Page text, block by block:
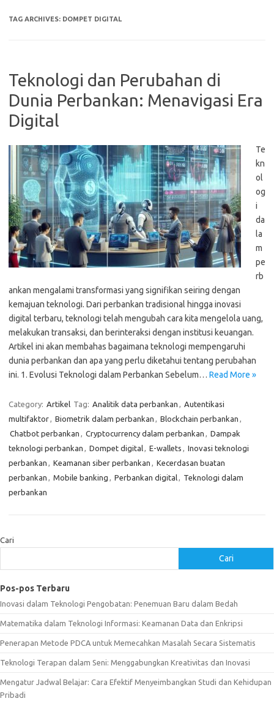
TAG ARCHIVES: DOMPET DIGITAL
Teknologi dan Perubahan di
Dunia Perbankan: Menavigasi Era
Digital
Te
kn
ol
og
i
da
la
m
pe
rb
ankan mengalami transformasi yang signifikan seiring dengan
kemajuan teknologi. Dari perbankan tradisional hingga inovasi
digital terbaru, teknologi telah mengubah cara kita mengelola uang,
melakukan transaksi, dan berinteraksi dengan institusi keuangan.
Artikel ini akan membahas bagaimana teknologi mempengaruhi
dunia perbankan dan apa yang perlu diketahui tentang perubahan
ini. 1. Evolusi Teknologi dalam Perbankan Sebelum… Read More »
Category: Artikel Tag: Analitik data perbankan , Autentikasi
multifaktor, Biometrik dalam perbankan , Blockchain perbankan ,
Chatbot perbankan , Cryptocurrency dalam perbankan , Dampak
teknologi perbankan , Dompet digital, E-wallets , Inovasi teknologi
perbankan , Keamanan siber perbankan , Kecerdasan buatan
perbankan , Mobile banking , Perbankan digital, Teknologi dalam
perbankan
Cari
Cari
Pos-pos Terbaru
Inovasi dalam Teknologi Pengobatan: Penemuan Baru dalam Bedah
Matematika dalam Teknologi Informasi: Keamanan Data dan Enkripsi
Penerapan Metode PDCA untuk Memecahkan Masalah Secara Sistematis
Teknologi Terapan dalam Seni: Menggabungkan Kreativitas dan Inovasi
Mengatur Jadwal Belajar: Cara Efektif Menyeimbangkan Studi dan Kehidupan
Pribadi